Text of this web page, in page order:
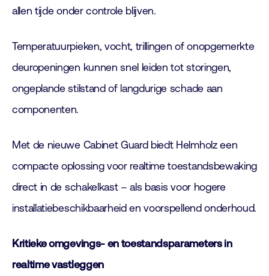
allen tijde onder controle blijven.
Temperatuurpieken, vocht, trillingen of onopgemerkte
deuropeningen kunnen snel leiden tot storingen,
ongeplande stilstand of langdurige schade aan
componenten.
Met de nieuwe Cabinet Guard biedt Helmholz een
compacte oplossing voor realtime toestandsbewaking
direct in de schakelkast – als basis voor hogere
installatiebeschikbaarheid en voorspellend onderhoud.
Kritieke omgevings- en toestandsparameters in
realtime vastleggen